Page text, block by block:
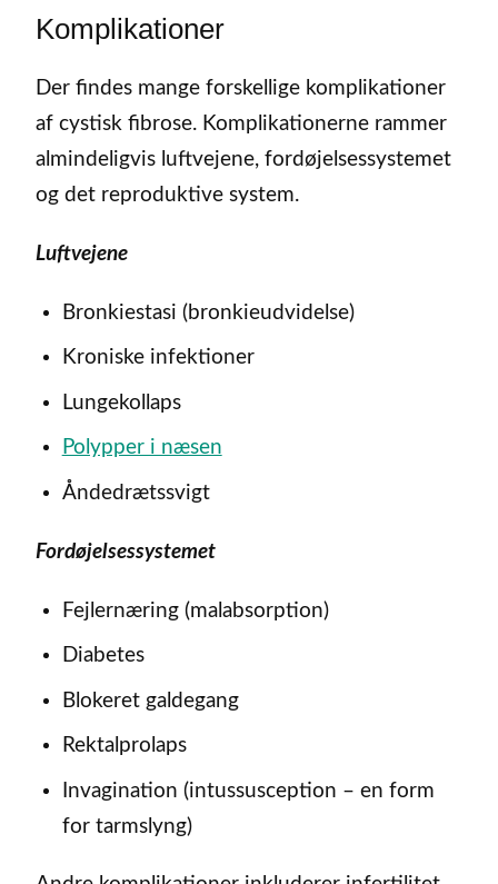
Komplikationer
Der findes mange forskellige komplikationer
af cystisk fibrose. Komplikationerne rammer
almindeligvis luftvejene, fordøjelsessystemet
og det reproduktive system.
Luftvejene
Bronkiestasi (bronkieudvidelse)
Kroniske infektioner
Lungekollaps
Polypper i næsen
Åndedrætssvigt
Fordøjelsessystemet
Fejlernæring (malabsorption)
Diabetes
Blokeret galdegang
Rektalprolaps
Invagination (intussusception – en form
for tarmslyng)